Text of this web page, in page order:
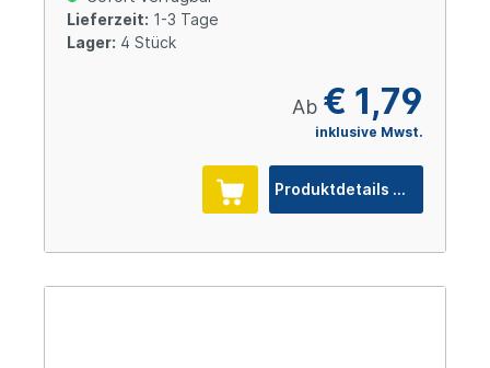
Lieferzeit: 1-3 Tage
Lager: 4 Stück
Ab € 1,79
inklusive Mwst.
Produktdetails